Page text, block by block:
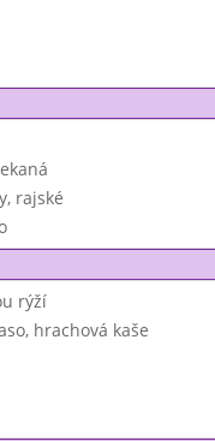
rajské
rýží
hrachová kaše